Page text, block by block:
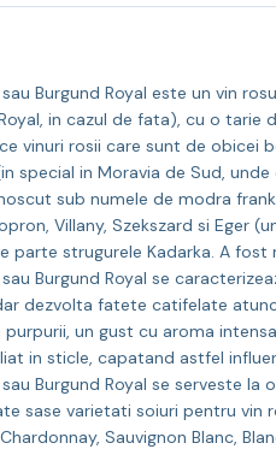
Burgund Royal este un vin
in cazul de fata), cu o
vinuri rosii care sunt de
special in Moravia de Sud,
sub numele de modra
Villany, Szekszard si Eger
parte strugurele Kadarka. A
Burgund Royal se
dezvolta fatete catifelate
purpurii, un gust cu aroma
in sticle, capatand astfel
Burgund Royal se serveste
sase varietati soiuri pentru vin
Sauvignon Blanc,